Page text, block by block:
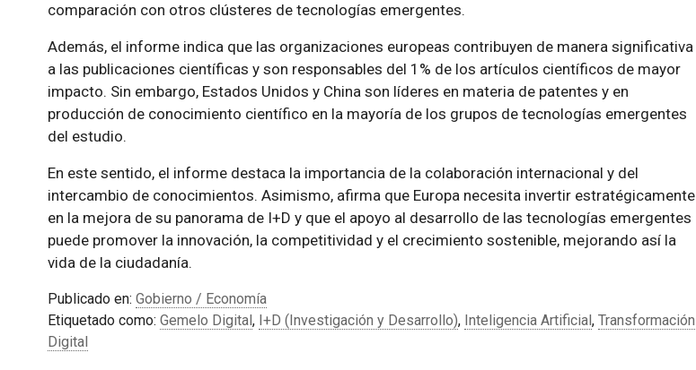
comparación con otros clústeres de tecnologías emergentes.
Además, el informe indica que las organizaciones europeas contribuyen de manera significativa
a las publicaciones científicas y son responsables del 1% de los artículos científicos de mayor
impacto. Sin embargo, Estados Unidos y China son líderes en materia de patentes y en
producción de conocimiento científico en la mayoría de los grupos de tecnologías emergentes
del estudio.
En este sentido, el informe destaca la importancia de la colaboración internacional y del
intercambio de conocimientos. Asimismo, afirma que Europa necesita invertir estratégicamente
en la mejora de su panorama de I+D y que el apoyo al desarrollo de las tecnologías emergentes
puede promover la innovación, la competitividad y el crecimiento sostenible, mejorando así la
vida de la ciudadanía.
Publicado en: Gobierno / Economía
Etiquetado como: Gemelo Digital, I+D (Investigación y Desarrollo), Inteligencia Artificial, Transformación
Digital